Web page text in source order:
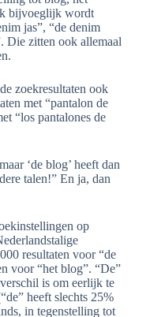
bijvoeglijk wordt
jas”, “de denim
Die zitten ook allemaal
zoekresultaten ook
met “pantalon de
“los pantalones de
‘de blog’ heeft dan
talen!” En ja, dan
op
resultaten voor “de
voor “het blog”. “De”
is om eerlijk te
heeft slechts 25%
in tegenstelling tot